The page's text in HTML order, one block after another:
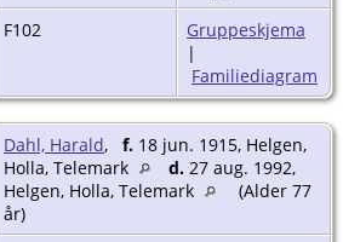
F102
Gruppeskjema
|
Familiediagram
Dahl, Harald, f. 18 jun. 1915, Helgen,
Holla, Telemark
d. 27 aug. 1992,
Helgen, Holla, Telemark
(Alder 77
år)